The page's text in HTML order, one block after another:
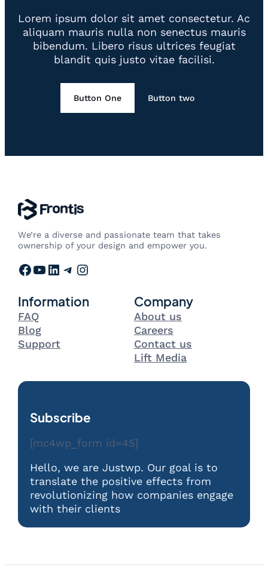
Lorem ipsum dolor sit amet consectetur. Ac
aliquam mauris nulla non senectus mauris
bibendum. Libero risus ultrices feugiat
blandit quis justo vitae facilisi.
Button One Button two
We’re a diverse and passionate team that takes
ownership of your design and empower you.
Facebook YouTube LinkedIn Telegram Instagram
Information
FAQ
Blog
Support
Company
About us
Careers
Contact us
Lift Media
Subscribe
[mc4wp_form id=45]
Hello, we are Justwp. Our goal is to
translate the positive effects from
revolutionizing how companies engage
with their clients